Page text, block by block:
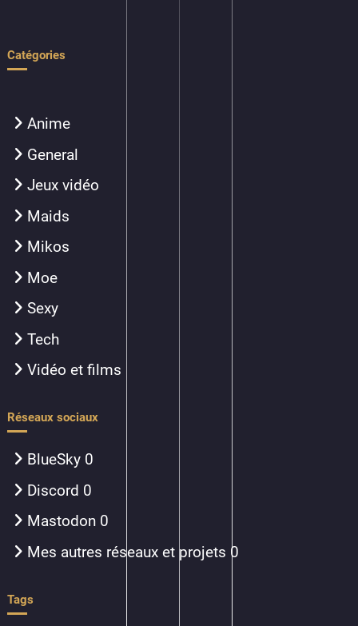
Catégories
Anime
General
Jeux vidéo
Maids
Mikos
Moe
Sexy
Tech
Vidéo et films
Réseaux sociaux
BlueSky 0
Discord 0
Mastodon 0
Mes autres réseaux et projets 0
Tags